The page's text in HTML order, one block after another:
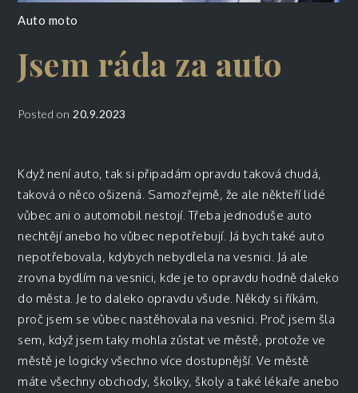
Auto moto
Jsem ráda za auto
Posted on 20.9.2023
Když není auto, tak si připadám opravdu taková chudá,
taková o něco ošizená. Samozřejmě, že ale někteří lidé
vůbec ani o automobil nestojí. Třeba jednoduše auto
nechtějí anebo ho vůbec nepotřebují. Já bych také auto
nepotřebovala, kdybych nebydlela na vesnici. Já ale
zrovna bydlím na vesnici, kde je to opravdu hodně daleko
do města. Je to daleko opravdu všude. Někdy si říkám,
proč jsem se vůbec nastěhovala na vesnici. Proč jsem šla
sem, když jsem taky mohla zůstat ve městě, protože ve
městě je logicky všechno více dostupnější. Ve městě
máte všechny obchody, školky, školy a také lékaře anebo